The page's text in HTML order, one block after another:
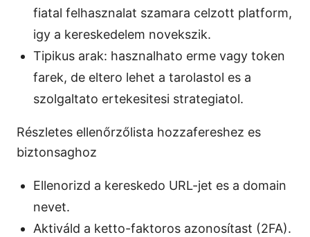
fiatal felhasznalat szamara celzott platform,
igy a kereskedelem novekszik.
Tipikus arak: hasznalhato erme vagy token
farek, de eltero lehet a tarolastol es a
szolgaltato ertekesitesi strategiatol.
Részletes ellenőrzőlista hozzafereshez es
biztonsaghoz
Ellenorizd a kereskedo URL-jet es a domain
nevet.
Aktiváld a ketto-faktoros azonosítast (2FA).